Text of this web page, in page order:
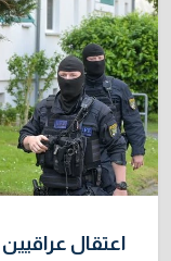
اعتقال